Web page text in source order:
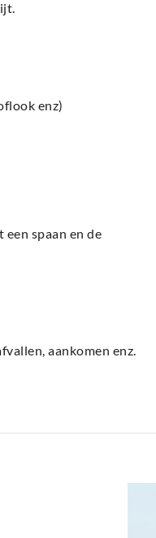
enz)
een spaan en de
aankomen enz.